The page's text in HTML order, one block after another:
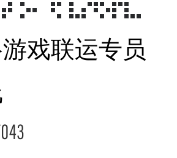
戏联运专员